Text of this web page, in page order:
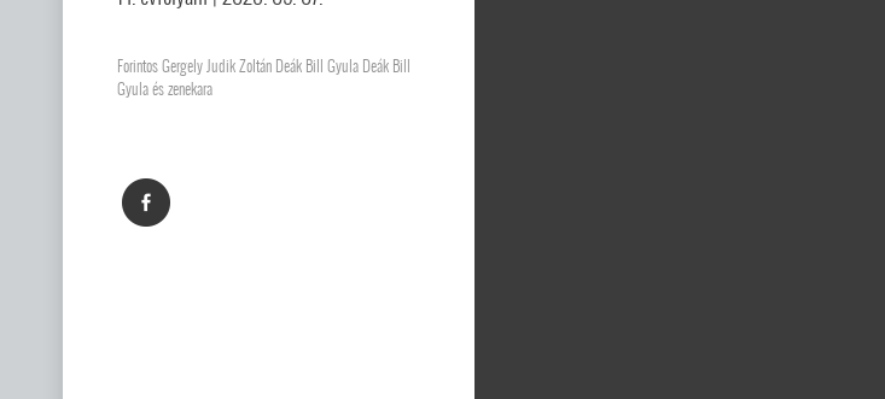
Forintos Gergely Judik Zoltán Deák Bill Gyula Deák Bill
Gyula és zenekara